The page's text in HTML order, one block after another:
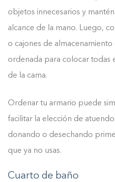
objetos innecesarios y
alcance de la mano. Luego,
o cajones de
ordenada para colocar todas
de la cama.
Ordenar tu armario puede
facilitar la elección de
donando o desechando
que ya no usas.
Cuarto de baño